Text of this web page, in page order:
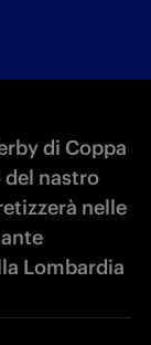
di Coppa
nastro
nelle
Lombardia